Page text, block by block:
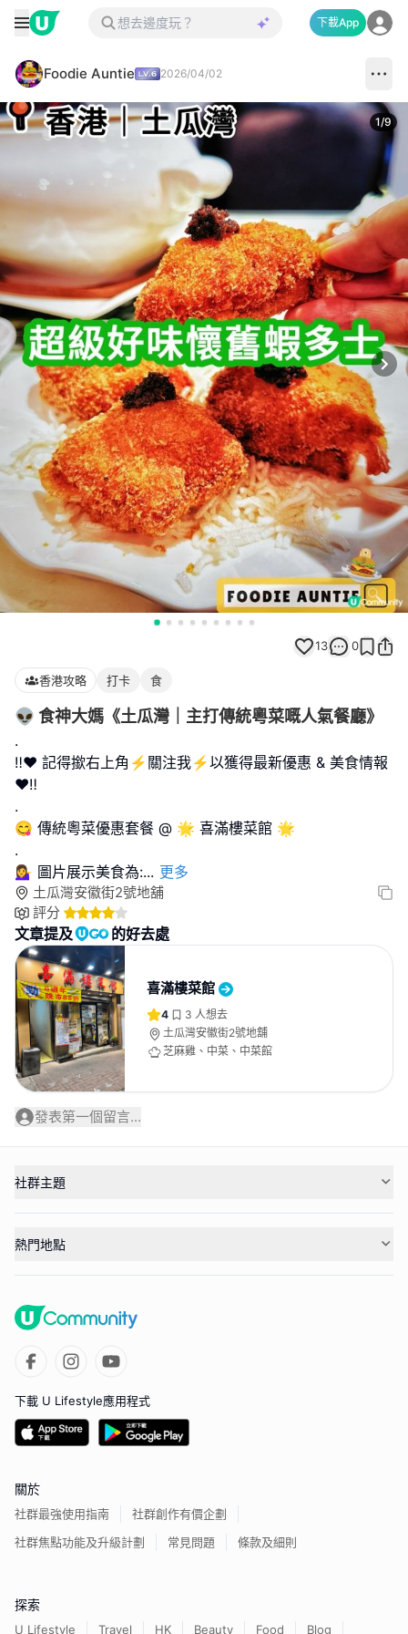
下載App
Foodie Auntie 2026/04/02
1/9
13 0
香港攻略 打卡 食
👽 食神大媽《土瓜灣｜主打傳統粵菜嘅人氣餐廳》
.
‼️❤️ 記得撳右上角⚡️關注我⚡️以獲得最新優惠 & 美食情報
❤️‼️
.
😋 傳統粵菜優惠套餐 @ 🌟 喜滿樓菜館 🌟
.
💁‍♀️ 圖片展示美食為:... 更多
土瓜灣安徽街2號地舖
評分
文章提及 的好去處
喜滿樓菜館
4 3 人想去
土瓜灣安徽街2號地舖
芝麻雞、中菜、中菜館
發表第一個留言...
社群主題
熱門地點
下載 U Lifestyle應用程式
關於
社群最強使用指南
社群創作有價企劃
社群焦點功能及升級計劃
常見問題 條款及細則
探索
U Lifestyle Travel HK Beauty Food Blog